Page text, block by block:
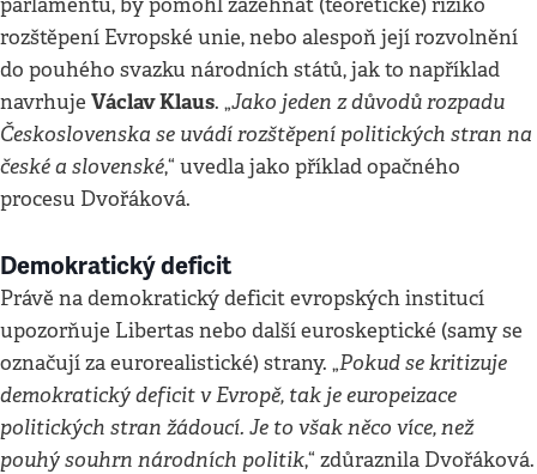
parlamentu, by pomohl zažehnat (teoretické) riziko
rozštěpení Evropské unie, nebo alespoň její rozvolnění
do pouhého svazku národních států, jak to například
navrhuje Václav Klaus. „Jako jeden z důvodů rozpadu
Československa se uvádí rozštěpení politických stran na
české a slovenské,“ uvedla jako příklad opačného
procesu Dvořáková.
Demokratický deficit
Právě na demokratický deficit evropských institucí
upozorňuje Libertas nebo další euroskeptické (samy se
označují za eurorealistické) strany. „Pokud se kritizuje
demokratický deficit v Evropě, tak je europeizace
politických stran žádoucí. Je to však něco více, než
pouhý souhrn národních politik,“ zdůraznila Dvořáková.